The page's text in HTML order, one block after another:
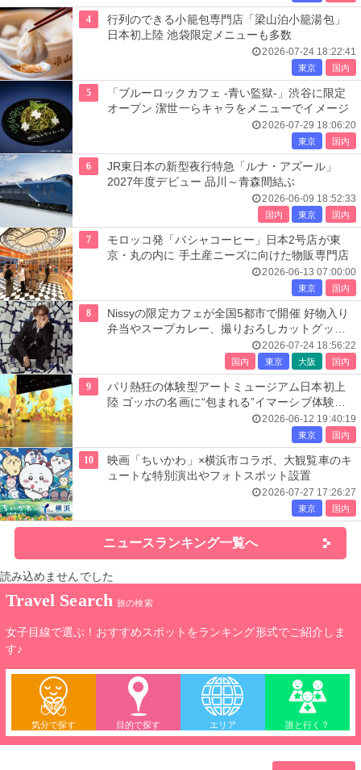
4
行列のできる小籠包専門店「梁山泊小籠湯包」
日本初上陸 池袋限定メニューも多数
2026-07-24 18:22:41
東京 国内
5
「ブルーロックカフェ -青い監獄-」渋谷に限定
オープン 潔世一らキャラをメニューでイメージ
2026-07-29 18:06:20
東京 国内
6
JR東日本の新型夜行特急「ルナ・アズール」
2027年度デビュー 品川～青森間結ぶ
2026-06-09 18:52:33
国内 東京 国内
7
モロッコ発「バシャコーヒー」日本2号店が東
京・丸の内に 手土産ニーズに向けた物販専門店
2026-06-13 07:00:00
東京 国内
8
Nissyの限定カフェが全国5都市で開催 好物入り
弁当やスープカレー、撮りおろしカットグッズ
2026-07-24 18:56:22
国内 東京 大阪 国内
9
パリ熱狂の体験型アートミュージアム日本初上
陸 ゴッホの名画に“包まれる”イマーシブ体験＜
レーヴ・デ・リュミエール＞
2026-06-12 19:40:19
東京 国内
10
映画「ちいかわ」×横浜市コラボ、大観覧車のキ
ュートな特別演出やフォトスポット設置
2026-07-27 17:26:27
東京 国内
ニュースランキング一覧へ
読み込めませんでした
Travel Search 旅の検索
女子目線で選ぶ！おすすめスポットをランキング形式でご紹介しま
す♪
気分で探す 目的で探す エリア 誰と行く？